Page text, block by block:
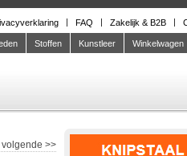
FAQ Zakelijk & B2B
Stoffen Kunstleer Winkelwagen
volgende >>